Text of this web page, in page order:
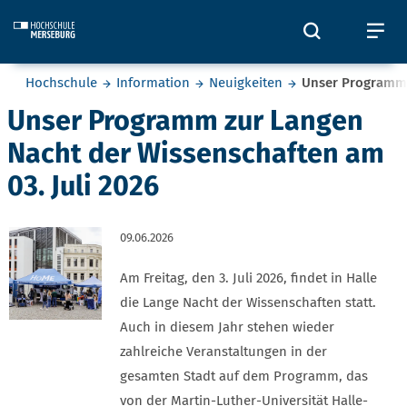
Öffnet
Sie befinden sich hier:
Hochschule Information Neuigkeiten Unser
Unser Programm zur Langen
Nacht der Wissenschaften am
03. Juli 2026
09.06.2026
Am Freitag, den 3. Juli 2026, findet in Halle
die Lange Nacht der Wissenschaften statt.
Auch in diesem Jahr stehen wieder
zahlreiche Veranstaltungen in der
gesamten Stadt auf dem Programm, das
von der Martin-Luther-Universität Halle-